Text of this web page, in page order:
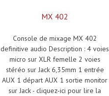
MX 402
Console de mixage MX 402
definitive audio Description : 4 voies
micro sur XLR femelle 2 voies
stéréo sur Jack 6,35mm 1 entrée
AUX 1 départ AUX 1 sortie monitor
sur Jack - cliquez-ici pour lire la